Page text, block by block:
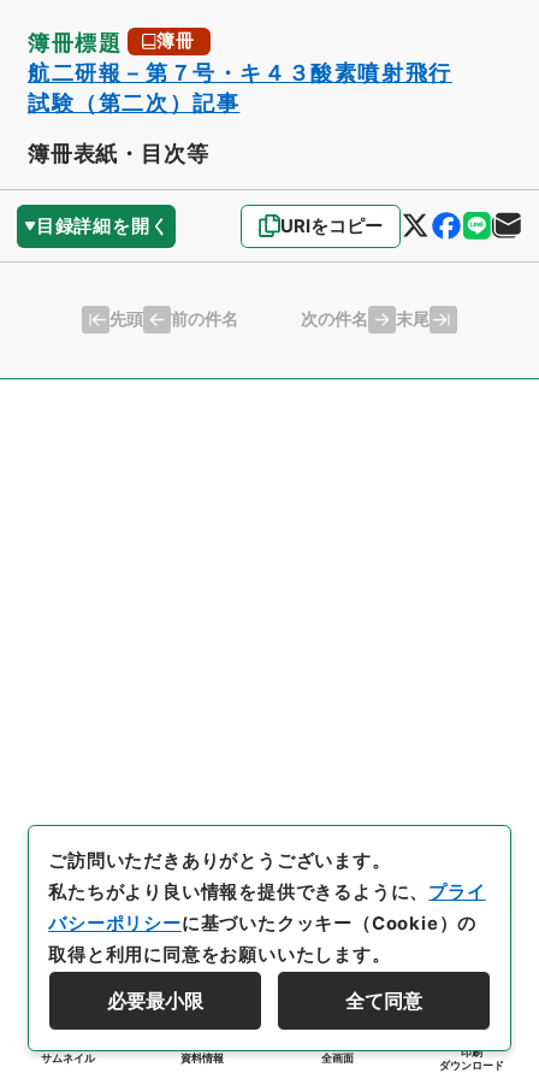
簿冊標題 簿冊
航二研報－第７号・キ４３酸素噴射飛行
試験（第二次）記事
簿冊表紙・目次等
目録詳細を開く URIをコピー
先頭 前の件名 次の件名 末尾
サムネイル 資料情報 全画面
印刷
ダウンロード
ご訪問いただきありがとうございます。
私たちがより良い情報を提供できるように、 プライ
バシーポリシーに基づいたクッキー（Cookie）の
取得と利用に同意をお願いいたします。
必要最小限 全て同意